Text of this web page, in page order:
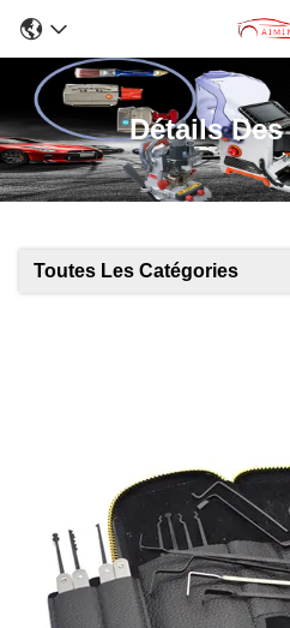
Détails
Toutes Les Catégories